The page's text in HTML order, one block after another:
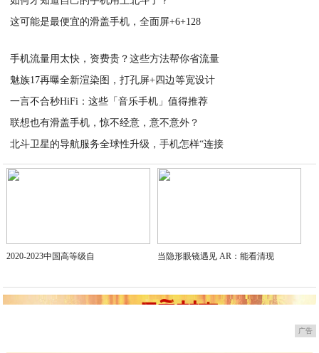
这可能是最便宜的滑盖手机，全面屏+6+128
手机流量用太快，资费贵？这些方法帮你省流量
魅族17再曝全新渲染图，打孔屏+四边等宽设计
一言不合秒HiFi：这些「音乐手机」值得推荐
联想也有滑盖手机，惊不经意，意不意外？
北斗卫星的导航服务全球性升级，手机怎样“连接
2020-05-18
2020-2023中国高等级自 当隐形眼镜遇见 AR：能看清现
广告